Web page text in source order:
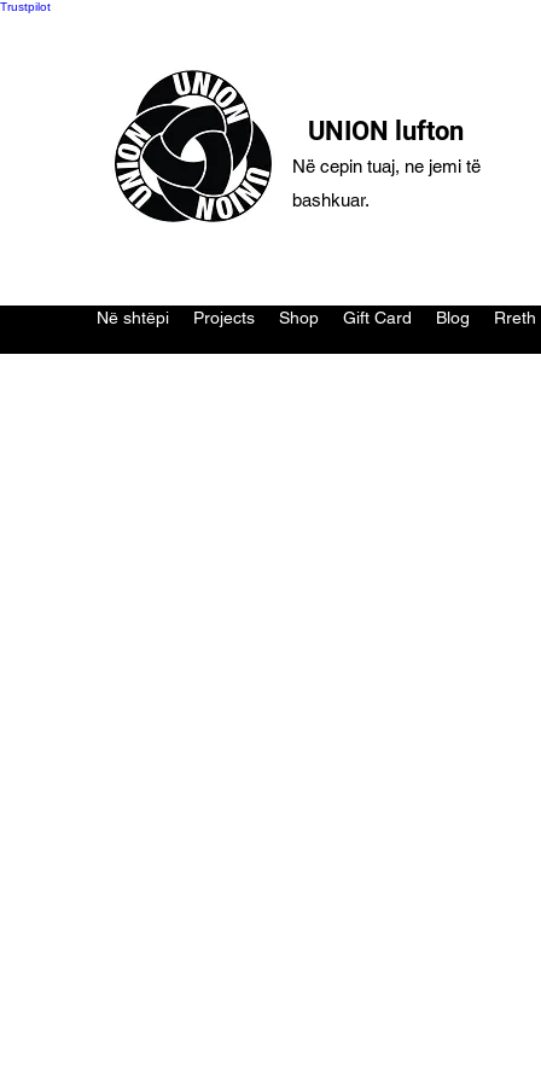
Trustpilot
UNION lufton
Në cepin tuaj, ne jemi të
bashkuar.
Në shtëpi Projects Shop Gift Card Blog Rreth